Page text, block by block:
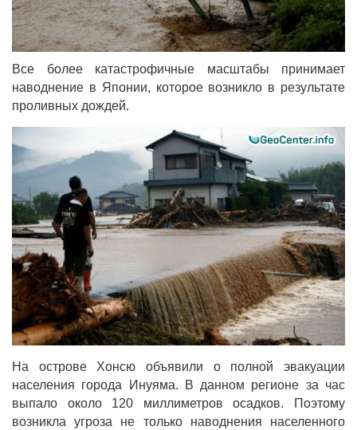
Все более катастрофичные масштабы принимает
наводнение в Японии, которое возникло в результате
проливных дождей.
На острове Хонсю объявили о полной эвакуации
населения города Инуяма. В данном регионе за час
выпало около 120 миллиметров осадков. Поэтому
возникла угроза не только наводнения населенного